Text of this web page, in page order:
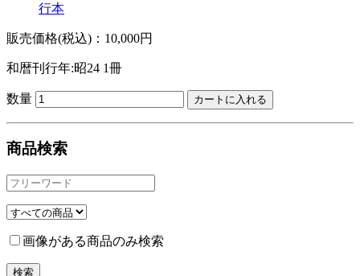
行本
販売価格(税込)：10,000円
和暦刊行年:昭24 1冊
数量
商品検索
画像がある商品のみ検索